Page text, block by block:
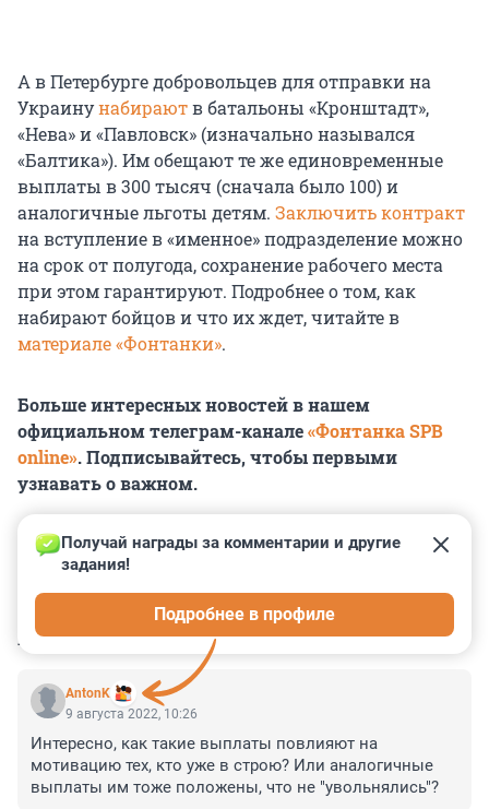
А в Петербурге добровольцев для отправки на
Украинунабираютв батальоны «Кронштадт»,
«Нева» и «Павловск» (изначально назывался
«Балтика»). Им обещают те же единовременные
выплаты в 300 тысяч (сначала было 100) и
аналогичные льготы детям. Заключить контракт
на вступление в «именное» подразделение можно
на срок от полугода, сохранение рабочего места
при этом гарантируют. Подробнее о том, как
набирают бойцов и что их ждет, читайте в
материале «Фонтанки».
Больше интересных новостей в нашем
официальном телеграм-канале«Фонтанка SPB
online». Подписывайтесь, чтобы первыми
узнавать о важном.
КОММЕНТАРИИ 39
AntonK
Получай награды за комментарии и другие
задания!
Подробнее в профиле
9 августа 2022, 10:26
Интересно, как такие выплаты повлияют на
мотивацию тех, кто уже в строю? Или аналогичные
выплаты им тоже положены, что не "увольнялись"?